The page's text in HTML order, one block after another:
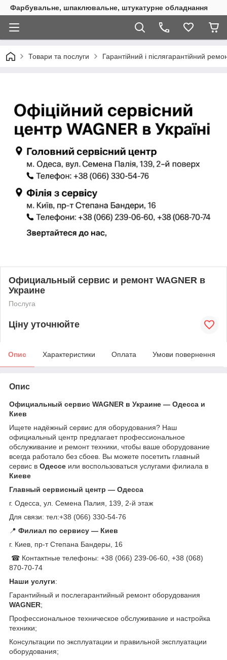
Фарбувальне, шпаклювальне, штукатурне обладнання
Товари та послуги Гарантійний і післягарантійний
Официальный сервис и ремонт WAGNER в
Украине
Послуга
Ціну уточнюйте
Опис Характеристики Оплата Умови повернення
Опис
Официальный сервис WAGNER в Украине — Одесса и
Киев
Ищете надёжный сервис для оборудования? Наш
официальный центр предлагает профессиональное
обслуживание и ремонт техники, чтобы ваше оборудование
всегда работало без сбоев. Вы можете посетить главный
сервис в Одессе или воспользоваться услугами филиала в
Киеве
Главный сервисный центр — Одесса
г. Одесса, ул. Семена Палия, 139, 2-й этаж
Для связи: тел:+38 (066) 330-54-76
📍 Филиал по сервису — Киев
г. Киев, пр-т Степана Бандеры, 16
☎ Контактные телефоны: +38 (066) 239-06-60, +38 (068)
870-70-74
Наши услуги:
Гарантийный и послегарантийный ремонт оборудования
WAGNER;
Профессиональное техническое обслуживание и настройка
техники;
Консультации по эксплуатации и правильной эксплуатации
оборудования;